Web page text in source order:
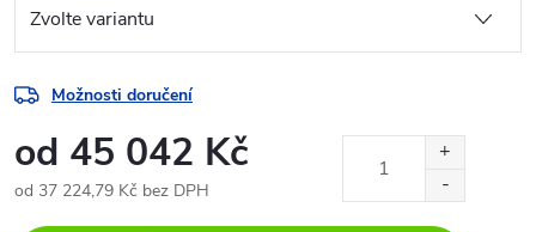
Možnosti doručení
od 45 042 Kč
od 37 224,79 Kč bez DPH